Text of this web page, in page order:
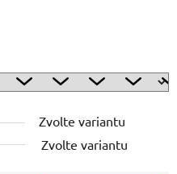
Zvolte variantu
Zvolte variantu